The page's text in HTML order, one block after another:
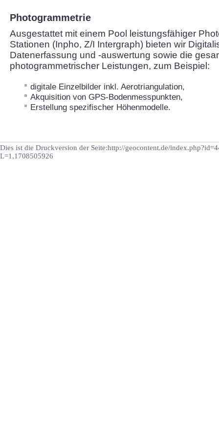
Photogrammetrie
Ausgestattet mit einem Pool leistungsfähiger
Stationen (Inpho, Z/I Intergraph) bieten wir
Datenerfassung und -auswertung sowie die
photogrammetrischer Leistungen, zum Beispiel:
digitale Einzelbilder inkl. Aerotriangulation,
Akquisition von GPS-Bodenmesspunkten,
Erstellung spezifischer Höhenmodelle.
Dies ist die Druckversion der Seite:http://geocontent.de/
L=1,1708505926